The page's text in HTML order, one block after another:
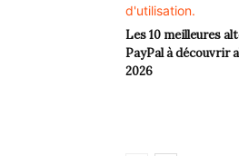
Les 10 meilleures
PayPal à découvrir
2026